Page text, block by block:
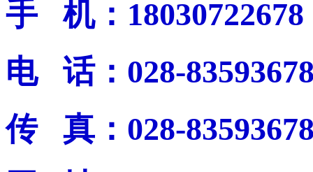
手 机：18030722678
电 话：028-
传 真：028-